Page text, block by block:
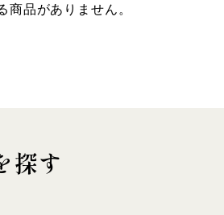
商品がありません。
探す